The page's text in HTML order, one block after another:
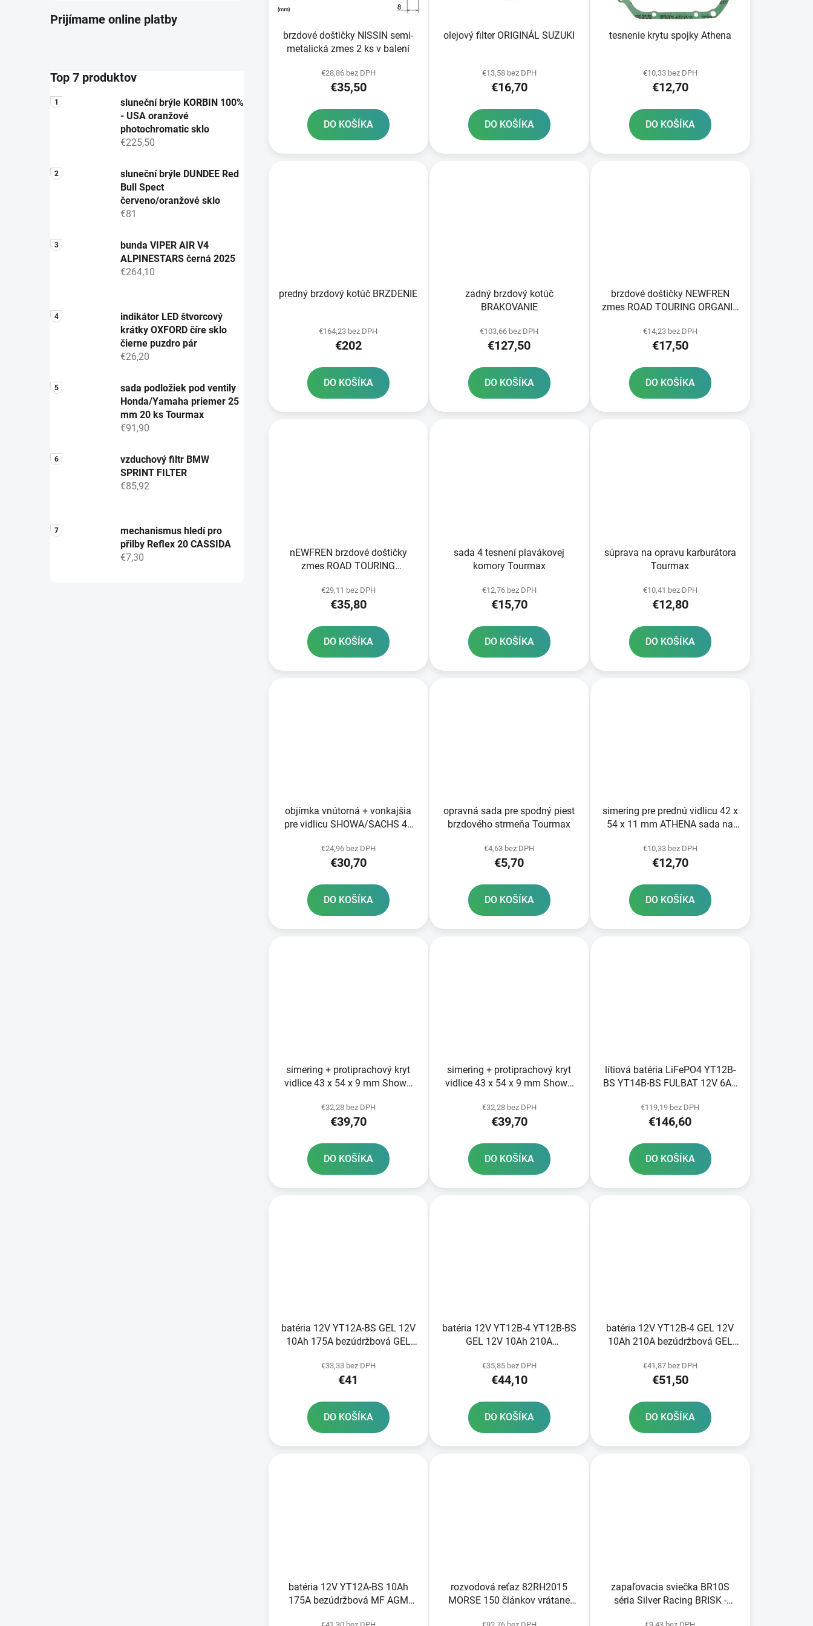
Prijímame online platby
Top 7 produktov
sluneční brýle KORBIN 100%
- USA oranžové
photochromatic sklo
€225,50
sluneční brýle DUNDEE Red
Bull Spect
červeno/oranžové sklo
€81
bunda VIPER AIR V4
ALPINESTARS černá 2025
€264,10
indikátor LED štvorcový
krátky OXFORD číre sklo
čierne puzdro pár
€26,20
sada podložiek pod ventily
Honda/Yamaha priemer 25
mm 20 ks Tourmax
€91,90
vzduchový filtr BMW
SPRINT FILTER
€85,92
mechanismus hledí pro
přilby Reflex 20 CASSIDA
€7,30
o
brzdové doštičky NISSIN semi-
metalická zmes 2 ks v balení
€28,86 bez DPH
€35,50
DO KOŠÍKA
olejový filter ORIGINÁL SUZUKI
€13,58 bez DPH
€16,70
DO KOŠÍKA
tesnenie krytu spojky Athena
€10,33 bez DPH
€12,70
DO KOŠÍKA
predný brzdový kotúč BRZDENIE
€164,23 bez DPH
€202
DO KOŠÍKA
zadný brzdový kotúč
BRAKOVANIE
€103,66 bez DPH
€127,50
DO KOŠÍKA
brzdové doštičky NEWFREN
zmes ROAD TOURING ORGANIC
€14,23 bez DPH
€17,50
DO KOŠÍKA
nEWFREN brzdové doštičky
zmes ROAD TOURING
€29,11 bez DPH
€35,80
DO KOŠÍKA
sada 4 tesnení plavákovej
komory Tourmax
€12,76 bez DPH
€15,70
DO KOŠÍKA
súprava na opravu karburátora
Tourmax
€10,41 bez DPH
€12,80
DO KOŠÍKA
objímka vnútorná + vonkajšia
pre vidlicu SHOWA/SACHS 43
€24,96 bez DPH
€30,70
DO KOŠÍKA
opravná sada pre spodný piest
brzdového strmeňa Tourmax
€4,63 bez DPH
€5,70
DO KOŠÍKA
simering pre prednú vidlicu 42 x
54 x 11 mm ATHENA sada na
€10,33 bez DPH
€12,70
DO KOŠÍKA
simering + protiprachový kryt
vidlice 43 x 54 x 9 mm Showa
€32,28 bez DPH
€39,70
DO KOŠÍKA
simering + protiprachový kryt
vidlice 43 x 54 x 9 mm Showa
€32,28 bez DPH
€39,70
DO KOŠÍKA
lítiová batéria LiFePO4 YT12B-
BS YT14B-BS FULBAT 12V 6Ah
150x69x130
€119,19 bez DPH
€146,60
DO KOŠÍKA
batéria 12V YT12A-BS GEL 12V
10Ah 175A bezúdržbová GEL
TECH aktivovaná vo výrobe
€33,33 bez DPH
€41
DO KOŠÍKA
batéria 12V YT12B-4 YT12B-BS
GEL 12V 10Ah 210A
150x69x130 A-TECH aktivovaná
z výroby
€35,85 bez DPH
€44,10
DO KOŠÍKA
batéria 12V YT12B-4 GEL 12V
10Ah 210A bezúdržbová GEL
FULBAT aktivovaná vo výrobe
€41,87 bez DPH
€51,50
DO KOŠÍKA
batéria 12V YT12A-BS 10Ah
175A bezúdržbová MF AGM
rozvodová reťaz 82RH2015
MORSE 150 článkov vrátane
zapaľovacia sviečka BR10S
séria Silver Racing BRISK -